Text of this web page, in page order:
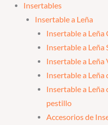
Insertables
Insertable a Leña
Insertable a Leña
Insertable a Leña
Insertable a
Insertable a Leña
Insertable a Leña
pestillo
Accesorios de